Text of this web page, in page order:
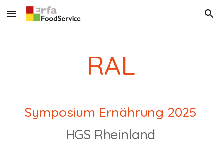
Skip to main content Skip to navigation
RAL
Symposium Ernährung 2025
HGS Rheinland